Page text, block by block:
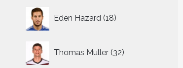
Eden Hazard 18
producten
Thomas Muller 32
producten